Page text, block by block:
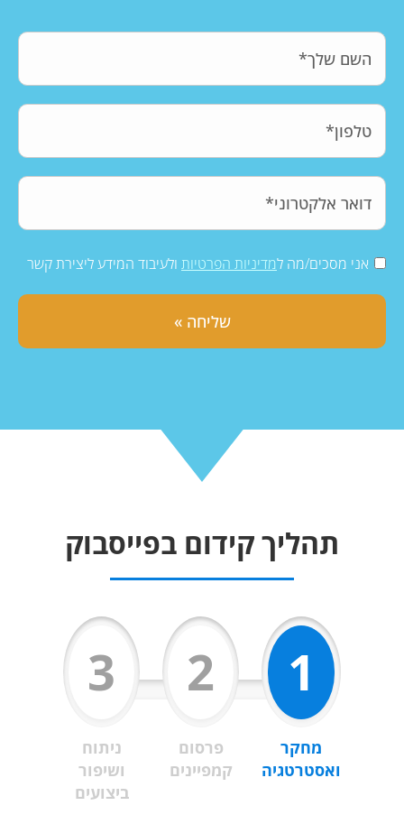
אני מסכים/מה למדיניות הפרטיות ולעיבוד המידע ליצירת קשר
תהליך קידום בפייסבוק
1
מחקר
ואסטרטגיה
2
פרסום
קמפיינים
3
ניתוח
ושיפור
ביצועים